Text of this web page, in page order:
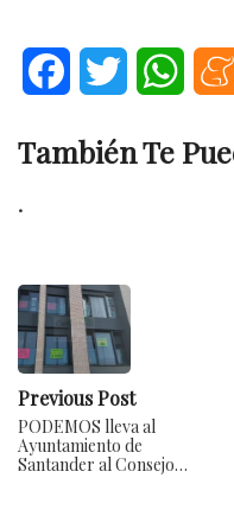
FacebookTwitter
También Te
.
Previous Post
PODEMOS lleva al
Ayuntamiento de
Santander al Consejo…